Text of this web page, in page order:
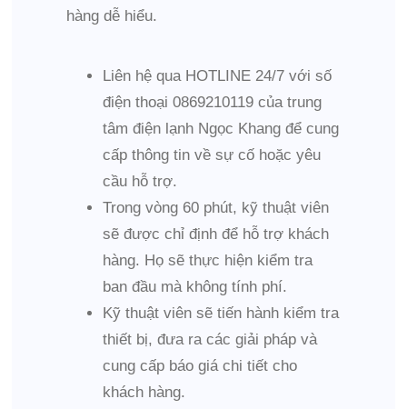
hàng dễ hiểu.
Liên hệ qua HOTLINE 24/7 với số
điện thoại 0869210119 của trung
tâm điện lạnh Ngọc Khang để cung
cấp thông tin về sự cố hoặc yêu
cầu hỗ trợ.
Trong vòng 60 phút, kỹ thuật viên
sẽ được chỉ định để hỗ trợ khách
hàng. Họ sẽ thực hiện kiểm tra
ban đầu mà không tính phí.
Kỹ thuật viên sẽ tiến hành kiểm tra
thiết bị, đưa ra các giải pháp và
cung cấp báo giá chi tiết cho
khách hàng.